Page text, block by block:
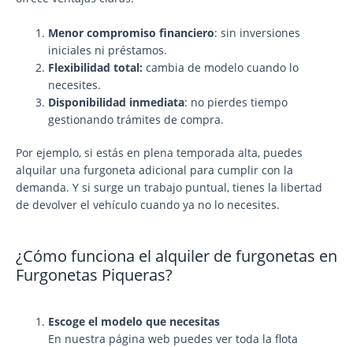
Menor compromiso financiero: sin inversiones
iniciales ni préstamos.
Flexibilidad total: cambia de modelo cuando lo
necesites.
Disponibilidad inmediata: no pierdes tiempo
gestionando trámites de compra.
Por ejemplo, si estás en plena temporada alta, puedes
alquilar una furgoneta adicional para cumplir con la
demanda. Y si surge un trabajo puntual, tienes la libertad
de devolver el vehículo cuando ya no lo necesites.
¿Cómo funciona el alquiler de furgonetas en
Furgonetas Piqueras?
Escoge el modelo que necesitas
En nuestra página web puedes ver toda la flota